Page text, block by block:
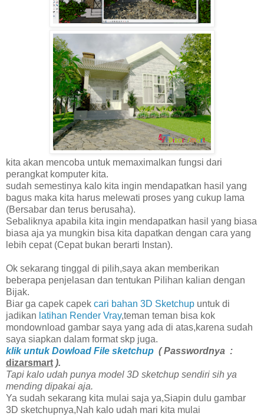
kita akan mencoba untuk memaximalkan fungsi dari
perangkat komputer kita.
sudah semestinya kalo kita ingin mendapatkan hasil yang
bagus maka kita harus melewati proses yang cukup lama
(Bersabar dan terus berusaha).
Sebaliknya apabila kita ingin mendapatkan hasil yang biasa
biasa aja ya mungkin bisa kita dapatkan dengan cara yang
lebih cepat (Cepat bukan berarti Instan).
Ok sekarang tinggal di pilih,saya akan memberikan
beberapa penjelasan dan tentukan Pilihan kalian dengan
Bijak.
Biar ga capek capek cari bahan 3D Sketchup untuk di
jadikan latihan Render Vray,teman teman bisa kok
mondownload gambar saya yang ada di atas,karena sudah
saya siapkan dalam format skp juga.
klik untuk Dowload File sketchup ( Passwordnya :
dizarsmart ).
Tapi kalo udah punya model 3D sketchup sendiri sih ya
mending dipakai aja.
Ya sudah sekarang kita mulai saja ya,Siapin dulu gambar
3D sketchupnya,Nah kalo udah mari kita mulai